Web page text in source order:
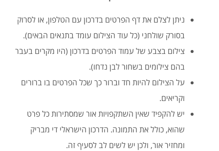
ניתן לצלם את דף הפרטים בדרכון עם הטלפון, או לסרוק
בסורק שולחני (כל עוד הצילום עומד בתנאים הבאים).
צילום בצבע של עמוד הפרטים בדרכון (היו מקרים בעבר
בהם צילומים בשחור לבן נדחו).
על הצילום להיות חד וברור כך שכל הפרטים בו ברורים
וקריאים.
יש להקפיד שאין השתקפויות אור שמסתירות כל פרט
שהוא, כולל את התמונה. הדרכון הישראלי די מבריק
ומחזיר אור, ולכן יש לשים לב לסעיף זה.